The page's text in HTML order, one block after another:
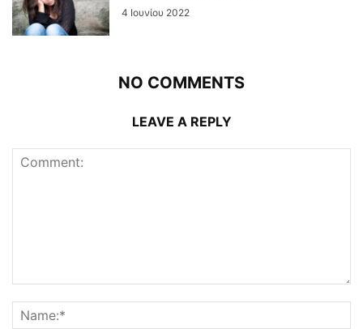
4 Ιουνίου 2022
NO COMMENTS
LEAVE A REPLY